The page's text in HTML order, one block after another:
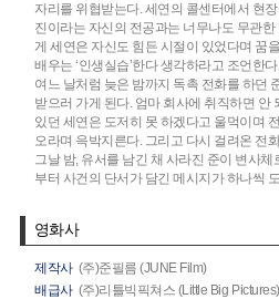
자리를 위협받는다. 세연의 콜센터에서 현
진이라는 자신의 전공과는 너무나도 무관한
게 세연은 자신도 힘든 시절이 있었다며 꿈
배우는 ‘인생실습’한다 생각하라고 조언한
여느 날처럼 늦은 밤까지 독촉 전화를 하던
받으러 가게 된다. 엄마 회사에 취직하면 안
있던 세연은 도저히 못 하겠다고 울먹이며
오라며 윽박지른다. 그리고 다시 걸려온 전
그날 밤, 유서를 남긴 채 사라진 준이 변사
부터 사건의 단서가 담긴 메시지가 하나씩
영화사
제작사 (주)준필름 (JUNE Film)
배급사 (주)리틀빅픽쳐스 (Little Big Pictures)